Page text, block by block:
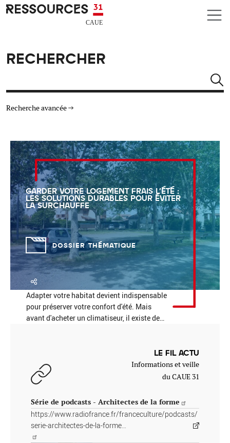
Aller au contenu principal
CAUE RESSOURCES 31
RECHERCHER
Recherche avancée
TYPE DE RESSOURCES
MATÉRIAUX
AUTRES CRITÈRES
Réinitialiser Fermer la recherche avancée
GARDER VOTRE LOGEMENT FRAIS L'ÉTÉ :
LES SOLUTIONS DURABLES POUR ÉVITER
LA SURCHAUFFE
DOSSIER THÉMATIQUE
Adapter votre habitat devient indispensable
pour préserver votre confort d'été. Mais
avant d'acheter un climatiseur, il existe de…
LE FIL ACTU
Informations et veille
du CAUE 31
Série de podcasts - Architectes de la forme
https://www.radiofrance.fr/franceculture/podcasts/
serie-architectes-de-la-forme…